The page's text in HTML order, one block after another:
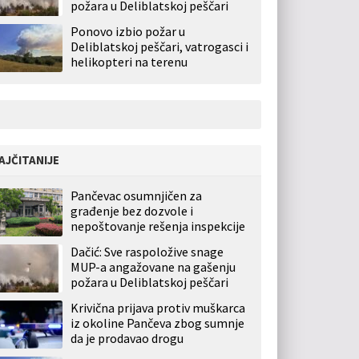
požara u Deliblatskoj peščari
Ponovo izbio požar u
Deliblatskoj peščari, vatrogasci i
helikopteri na terenu
Pančevac osumnjičen za
građenje bez dozvole i
nepoštovanje rešenja inspekcije
Dačić: Sve raspoložive snage
MUP-a angažovane na gašenju
požara u Deliblatskoj peščari
Krivična prijava protiv muškarca
iz okoline Pančeva zbog sumnje
da je prodavao drogu